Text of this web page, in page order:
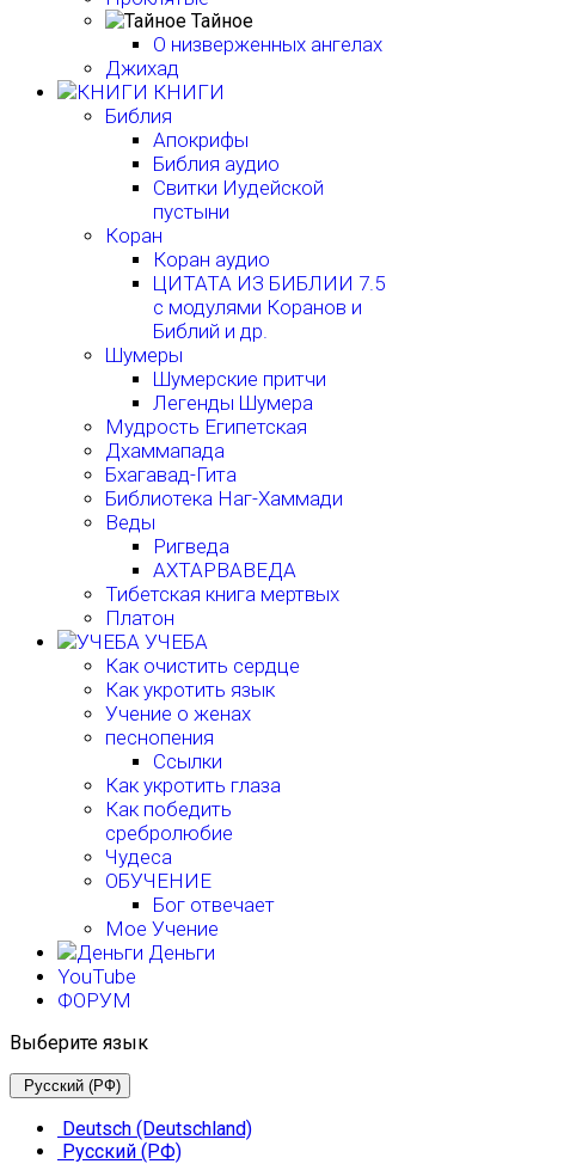
Тайное
О низверженных ангелах
Джихад
КНИГИ
Библия
Апокрифы
Библия аудио
Свитки Иудейской
пустыни
Коран
Коран аудио
ЦИТАТА ИЗ БИБЛИИ 7.5
с модулями Коранов и
Библий и др.
Шумеры
Шумерские притчи
Легенды Шумера
Мудрость Египетская
Дхаммапада
Бхагавад-Гита
Библиотека Наг-Хаммади
Веды
Ригведа
АХТАРВАВЕДА
Тибетская книга мертвых
Платон
УЧЕБА
Как очистить сердце
Как укротить язык
Учение о женах
песнопения
Ссылки
Как укротить глаза
Как победить
сребролюбие
Чудеса
ОБУЧЕНИЕ
Бог отвечает
Мое Учение
Деньги
YouTube
ФОРУМ
Выберите язык
Русский (РФ)
Deutsch (Deutschland)
Русский (РФ)